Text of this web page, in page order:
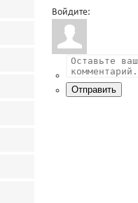
Войдите:
Отправить